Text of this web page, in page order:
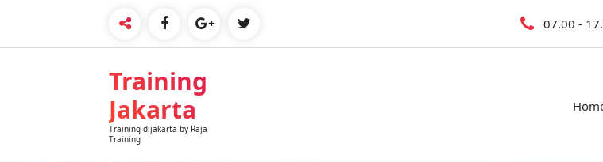
07.00 -
Training
Jakarta
Training dijakarta by Raja
Training